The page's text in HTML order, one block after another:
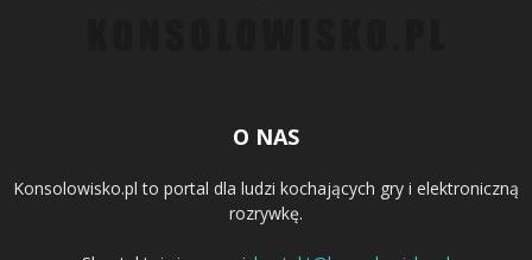
O NAS
Konsolowisko.pl to portal dla ludzi kochających gry i elektroniczną
rozrywkę.